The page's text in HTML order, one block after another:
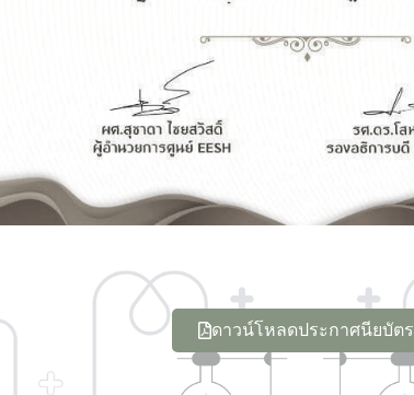
ดาวน์โหลดประกาศนียบัตร